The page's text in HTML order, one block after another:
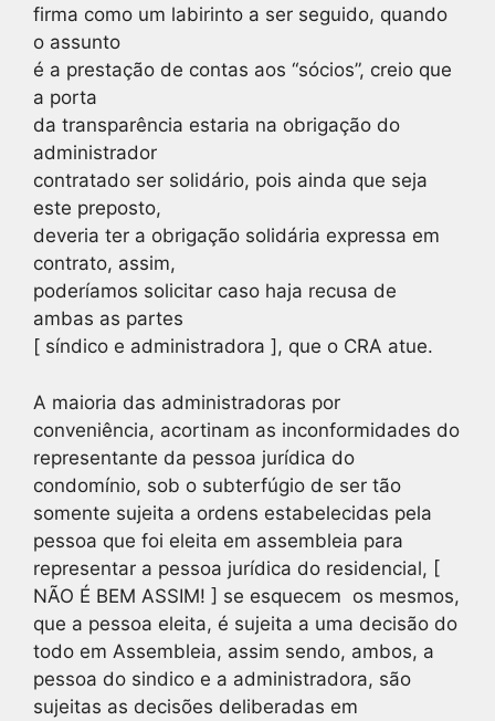
firma como um labirinto a ser seguido, quando
o assunto
é a prestação de contas aos “sócios”, creio que
a porta
da transparência estaria na obrigação do
administrador
contratado ser solidário, pois ainda que seja
este preposto,
deveria ter a obrigação solidária expressa em
contrato, assim,
poderíamos solicitar caso haja recusa de
ambas as partes
[ síndico e administradora ], que o CRA atue.
A maioria das administradoras por
conveniência, acortinam as inconformidades do
representante da pessoa jurídica do
condomínio, sob o subterfúgio de ser tão
somente sujeita a ordens estabelecidas pela
pessoa que foi eleita em assembleia para
representar a pessoa jurídica do residencial, [
NÃO É BEM ASSIM! ] se esquecem os mesmos,
que a pessoa eleita, é sujeita a uma decisão do
todo em Assembleia, assim sendo, ambos, a
pessoa do sindico e a administradora, são
sujeitas as decisões deliberadas em